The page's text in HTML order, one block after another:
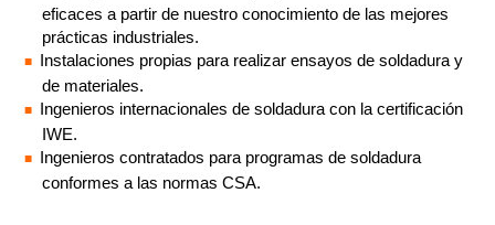
eficaces a partir de nuestro conocimiento de las mejores
prácticas industriales.
Instalaciones propias para realizar ensayos de soldadura y
de materiales.
Ingenieros internacionales de soldadura con la certificación
IWE.
Ingenieros contratados para programas de soldadura
conformes a las normas CSA.